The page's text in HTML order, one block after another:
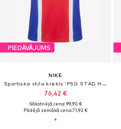
PIEDĀVĀJUMS
NIKE
Sportiska stila krekls 'PSG STAD HM'
76,42 €
Sākotnējā cena: 99,90 €
Pēdējā zemākā cena:71,92 €